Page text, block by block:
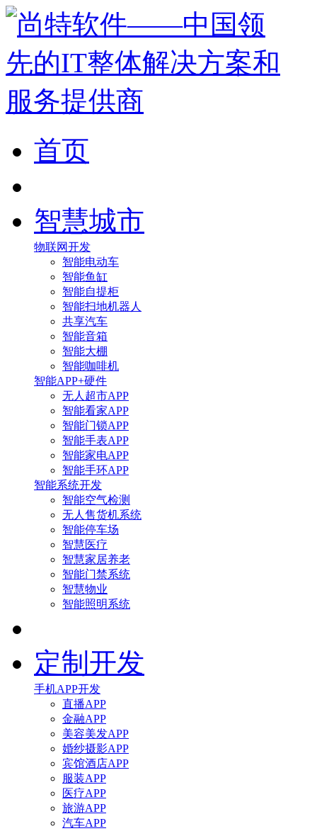
首页
智慧城市
物联网开发
智能电动车
智能鱼缸
智能自提柜
智能扫地机器人
共享汽车
智能音箱
智能大棚
智能咖啡机
智能APP+硬件
无人超市APP
智能看家APP
智能门锁APP
智能手表APP
智能家电APP
智能手环APP
智能系统开发
智能空气检测
无人售货机系统
智能停车场
智慧医疗
智慧家居养老
智能门禁系统
智慧物业
智能照明系统
定制开发
手机APP开发
直播APP
金融APP
美容美发APP
婚纱摄影APP
宾馆酒店APP
服装APP
医疗APP
旅游APP
汽车APP